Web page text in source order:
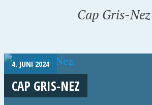
Cap Gris-Nez
4. JUNI 2024
CAP GRIS-NEZ